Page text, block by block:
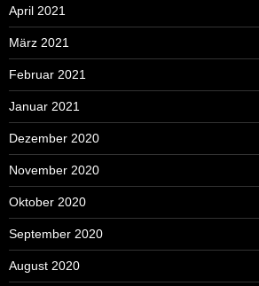
April 2021
März 2021
Februar 2021
Januar 2021
Dezember 2020
November 2020
Oktober 2020
September 2020
August 2020